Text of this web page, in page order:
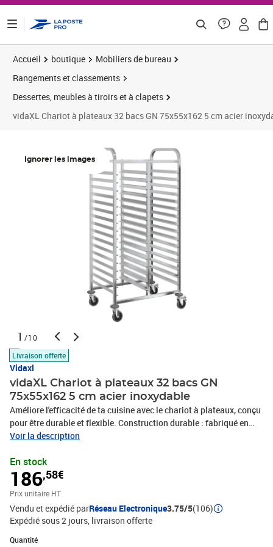
Accueil boutique
Mobiliers de bureau
Rangements et classements
Dessertes, meubles à tiroirs et à clapets
vidaXL Chariot à plateaux 32 bacs GN 75x55x162 5 cm acier
Ignorer les images
1 /10
Livraison offerte
Vidaxl
vidaXL Chariot à plateaux 32 bacs GN
75x55x162 5 cm acier inoxydable
Améliore l'efficacité de ta cuisine avec le chariot à plateaux, conçu
pour être durable et flexible. Construction durable : fabriqué en
acier inoxydable, le chariot à plateaux garantit des performances
nettoyer et idéal pour de nombreuses occasions.Capacité
généreuse des plateaux : doté de plusieurs emplacements pour
plateaux, le chariot offre des solutions de stockage et de transport
efficaces. Il peut accueillir jusqu'à 32 récipients GN 1/1 d'une
profondeur maximale de 65 mm et est suffisamment polyvalent
pour contenir les tailles GN 1/2, 1/3, 2/3 et 2/8. Veuillez noter que
si des récipients plus profonds sont utilisés, moins de récipients
Voir la description
En stock
186,58€
Prix unitaire HT
Vendu et expédié parRéseau Electronique3.75/5(106)
Expédié sous 2 jours livraison offerte
Quantité
Quantité : 1